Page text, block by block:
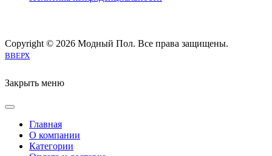
Copyright © 2026 Модный Пол. Все права защищены.
Joomla! 3 Templates
ВВЕРХ
Закрыть меню
Главная
О компании
Категории